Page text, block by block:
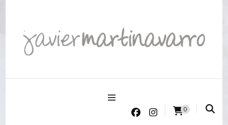
Joyería Javier Martinavarro
0